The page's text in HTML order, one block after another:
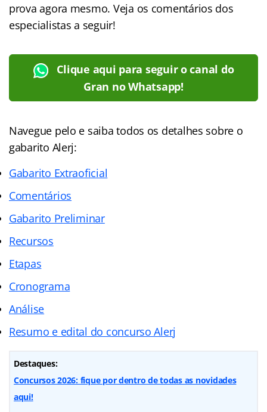
prova agora mesmo. Veja os comentários dos
especialistas a seguir!
Clique aqui para seguir o canal do
Gran no Whatsapp!
Navegue pelo e saiba todos os detalhes sobre o
gabarito Alerj:
Gabarito Extraoficial
Comentários
Gabarito Preliminar
Recursos
Etapas
Cronograma
Análise
Resumo e edital do concurso Alerj
Destaques:
Concursos 2026: fique por dentro de todas as novidades
aqui!